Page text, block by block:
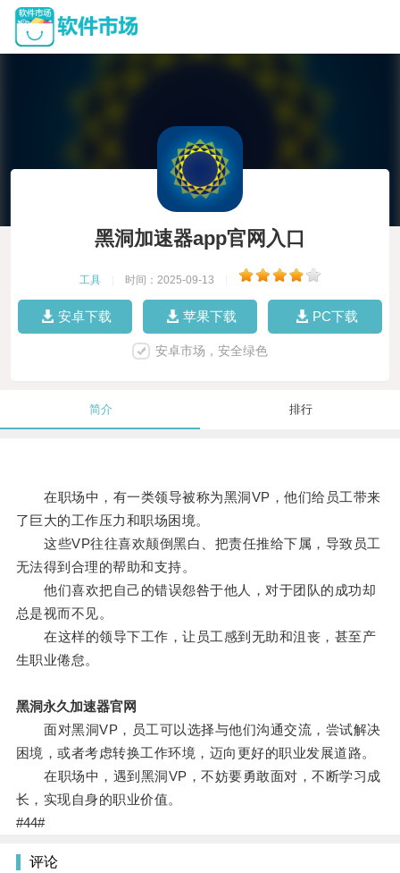
黑洞加速器app官网入口
工具 时间：2025-09-13
安卓下载 苹果下载 PC下载
安卓市场，安全绿色
简介 排行
在职场中，有一类领导被称为黑洞VP，他们给员工带来
了巨大的工作压力和职场困境。
这些VP往往喜欢颠倒黑白、把责任推给下属，导致员工
无法得到合理的帮助和支持。
他们喜欢把自己的错误怨咎于他人，对于团队的成功却
总是视而不见。
在这样的领导下工作，让员工感到无助和沮丧，甚至产
生职业倦怠。
黑洞永久加速器官网
面对黑洞VP，员工可以选择与他们沟通交流，尝试解决
困境，或者考虑转换工作环境，迈向更好的职业发展道路。
在职场中，遇到黑洞VP，不妨要勇敢面对，不断学习成
长，实现自身的职业价值。
#44#
评论